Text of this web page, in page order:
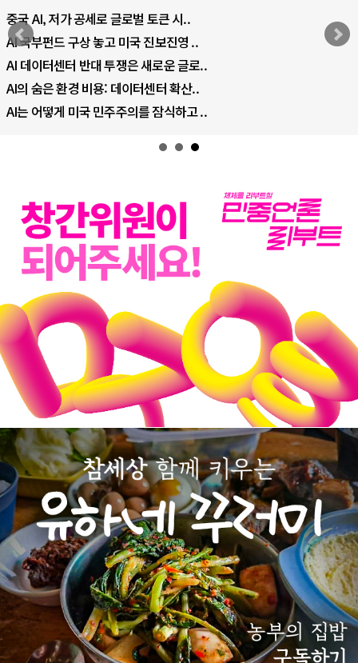
전쟁의 추상화: 우크라이나, 대리전의 역..
EU·우크라이나 드론 협력 직후, 러시아..
나토, 우크라 군사지원 2027년까지 공..
우크라이나, 덴마크, 에스토니아, 네덜란..
러·우크라, 대규모 공습 주고받아…민간 ..